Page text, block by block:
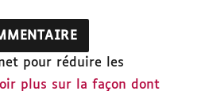
pour réduire les
plus sur la façon dont